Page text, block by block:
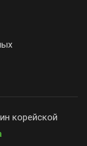
корейской